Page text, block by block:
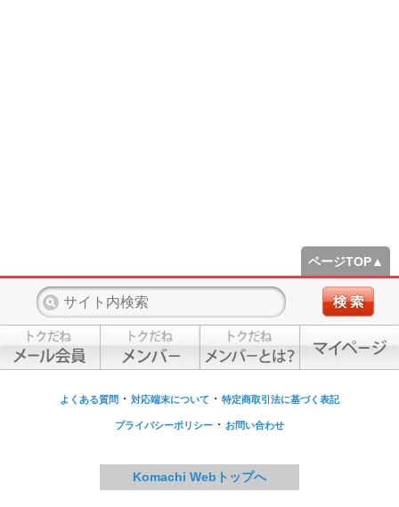
ページTOP▲
よくある質問 ・ 対応端末について ・ 特定商取引法に基づく表記
プライバシーポリシー ・ お問い合わせ
Komachi Webトップへ